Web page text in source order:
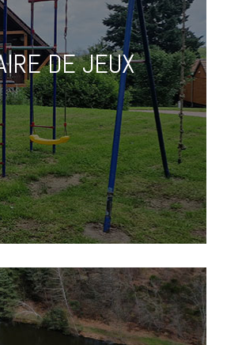
DE JEUX